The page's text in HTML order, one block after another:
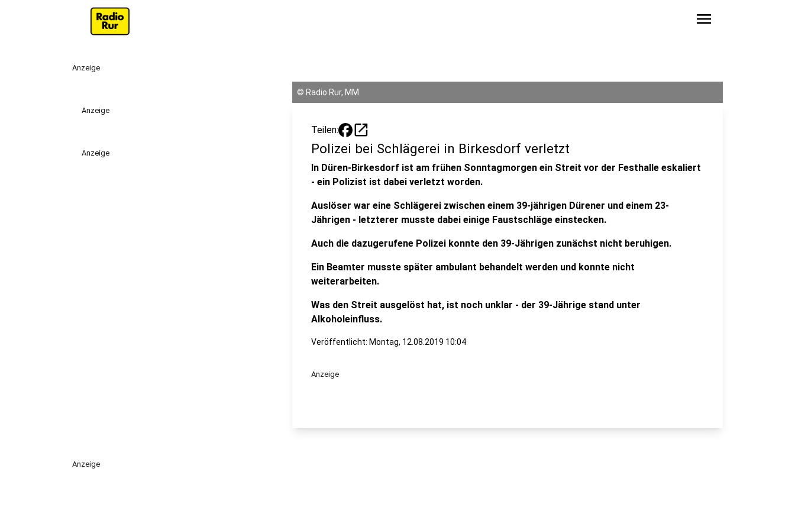
menu
Anzeige
Anzeige
Anzeige
© Radio Rur, MM
Teilen: open_in_new
Polizei bei Schlägerei in Birkesdorf verletzt
In Düren-Birkesdorf ist am frühen Sonntagmorgen ein Streit vor der Festhalle eskaliert
- ein Polizist ist dabei verletzt worden.
Auslöser war eine Schlägerei zwischen einem 39-jährigen Dürener und einem 23-
Jährigen - letzterer musste dabei einige Faustschläge einstecken.
Auch die dazugerufene Polizei konnte den 39-Jährigen zunächst nicht beruhigen.
Ein Beamter musste später ambulant behandelt werden und konnte nicht
weiterarbeiten.
Was den Streit ausgelöst hat, ist noch unklar - der 39-Jährige stand unter
Alkoholeinfluss.
Veröffentlicht: Montag, 12.08.2019 10:04
Anzeige
Anzeige